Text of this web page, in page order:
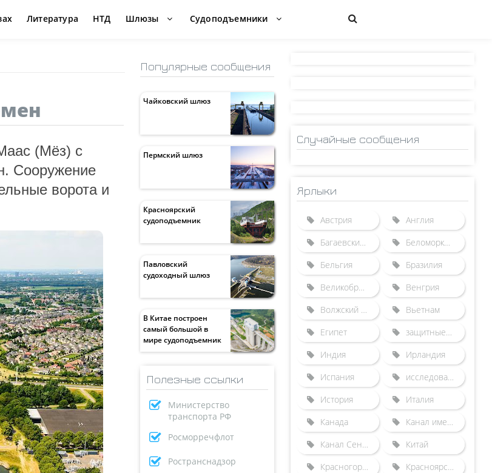
Литература НТД Шлюзы Судоподъемники
(Мёз) с
Сооружение
ворота и
Популярные сообщения
Чайковский шлюз
Пермский шлюз
Красноярский
судоподъемник
Павловский
судоходный шлюз
В Китае построен
самый большой в
мире судоподъемник
Полезные ссылки
Министерство
транспорта РФ
Росморречфлот
Ространснадзор
Случайные сообщения
Ярлыки
Австрия
Англия
Багаевский гидроузел
Беломорканал
Бельгия
Бразилия
Великобритания
Венгрия
Волжский бассейн
Вьетнам
Египет
защитные сооружения от наводнений
Индия
Ирландия
Испания
исследования
История
Италия
Канада
Канал имени Москвы
Канал Сена-Северная Европа
Китай
Красногорский гидроузел
Красноярский судоподъемник